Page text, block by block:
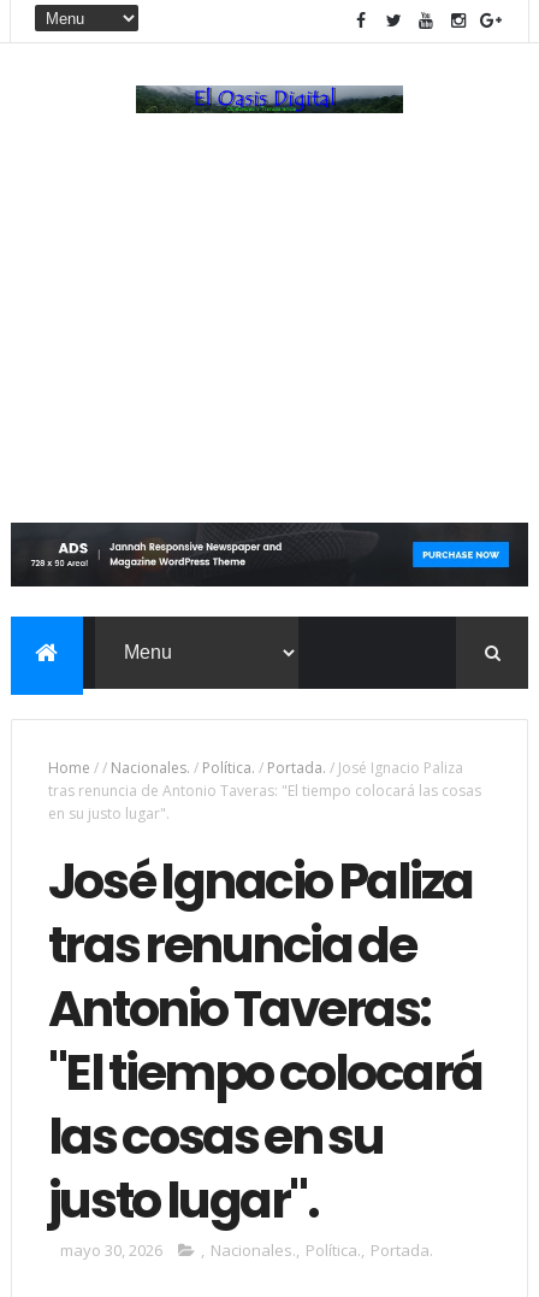
Home // Nacionales. / Política. / Portada. / José Ignacio Paliza
tras renuncia de Antonio Taveras: "El tiempo colocará las cosas
en su justo lugar".
José Ignacio Paliza
tras renuncia de
Antonio Taveras:
"El tiempo colocará
las cosas en su
justo lugar".
mayo 30, 2026 , Nacionales., Política., Portada.